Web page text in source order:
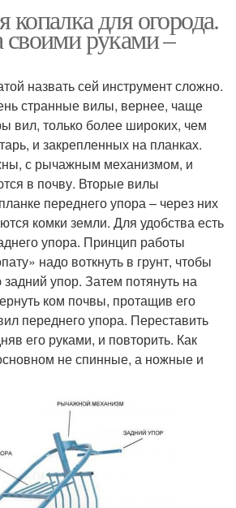
копалка для огорода.
своими руками –
назвать сей инструмент сложно.
странные вилы, вернее, чаще
вил, только более широких, чем
и закрепленных на планках.
с рычажным механизмом, и
в почву. Вторые вилы
переднего упора – через них
комки земли. Для удобства есть
упора. Принцип работы
надо воткнуть в грунт, чтобы
упор. Затем потянуть на
ком почвы, протащив его
переднего упора. Переставить
его руками, и повторить. Как
не спинные, а ножные и